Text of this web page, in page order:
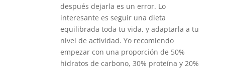
después dejarla es un error. Lo
interesante es seguir una dieta
equilibrada toda tu vida, y adaptarla a tu
nivel de actividad. Yo recomiendo
empezar con una proporción de 50%
hidratos de carbono, 30% proteína y 20%